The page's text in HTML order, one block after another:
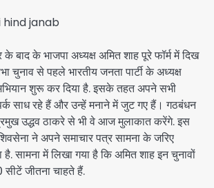
hind janab
बाद के भाजपा अध्यक्ष अमित शाह पूरे फॉर्म में दिख
चुनाव से पहले भारतीय जनता पार्टी के अध्यक्ष
शुरू कर दिया है. इसके तहत अपने सभी
साध रहे हैं और उन्हें मनाने में जुट गए हैं। गठबंधन
उद्धव ठाकरे से भी वे आज मुलाकात करेंगे. इस
ने अपने समाचार पत्र सामना के जरिए
है. सामना में लिखा गया है कि अमित शाह इन चुनावों
जीतना चाहते हैं.